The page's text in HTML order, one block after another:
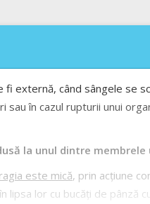
fi externă, când sângele se
sau în cazul rupturii unui
la unul dintre
este mică, prin acțiune
lipsa lor cu bucăți de pânză